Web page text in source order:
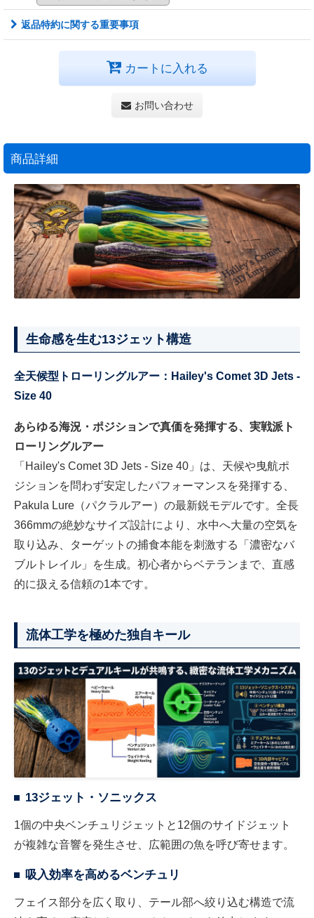
返品特約に関する重要事項
カートに入れる
お問い合わせ
商品詳細
生命感を生む13ジェット構造
全天候型トローリングルアー：Hailey's Comet 3D Jets -
Size 40
あらゆる海況・ポジションで真価を発揮する、実戦派ト
ローリングルアー
「Hailey's Comet 3D Jets - Size 40」は、天候や曳航ポ
ジションを問わず安定したパフォーマンスを発揮する、
Pakula Lure（パクラルアー）の最新鋭モデルです。全長
366mmの絶妙なサイズ設計により、水中へ大量の空気を
取り込み、ターゲットの捕食本能を刺激する「濃密なバ
ブルトレイル」を生成。初心者からベテランまで、直感
的に扱える信頼の1本です。
流体工学を極めた独自キール
13ジェット・ソニックス
1個の中央ベンチュリジェットと12個のサイドジェット
が複雑な音響を発生させ、広範囲の魚を呼び寄せます。
吸入効率を高めるベンチュリ
フェイス部分を広く取り、テール部へ絞り込む構造で流